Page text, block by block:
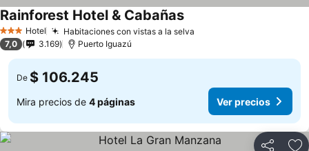
3 Estrellas
Hotel Habitaciones con vistas a la selva
Rainforest Hotel & CabañasVer precios
7,0 3.169 Puerto Iguazú
De $ 106.245
Mira precios de 4 páginas Ver precios